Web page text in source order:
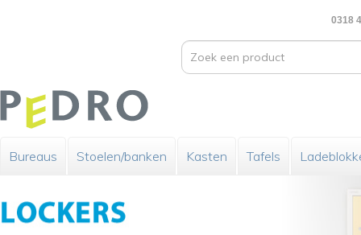
0318
Bureaus Stoelen/banken Kasten Tafels